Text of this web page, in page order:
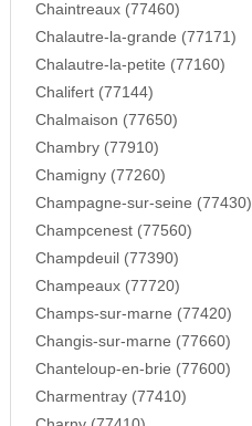
Chaintreaux (77460)
Chalautre-la-grande (77171)
Chalautre-la-petite (77160)
Chalifert (77144)
Chalmaison (77650)
Chambry (77910)
Chamigny (77260)
Champagne-sur-seine (77430)
Champcenest (77560)
Champdeuil (77390)
Champeaux (77720)
Champs-sur-marne (77420)
Changis-sur-marne (77660)
Chanteloup-en-brie (77600)
Charmentray (77410)